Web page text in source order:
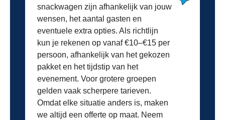
snackwagen zijn afhankelijk van jouw
wensen, het aantal gasten en
eventuele extra opties. Als richtlijn
kun je rekenen op vanaf €10–€15 per
persoon, afhankelijk van het gekozen
pakket en het tijdstip van het
evenement. Voor grotere groepen
gelden vaak scherpere tarieven.
Omdat elke situatie anders is, maken
we altijd een offerte op maat. Neem